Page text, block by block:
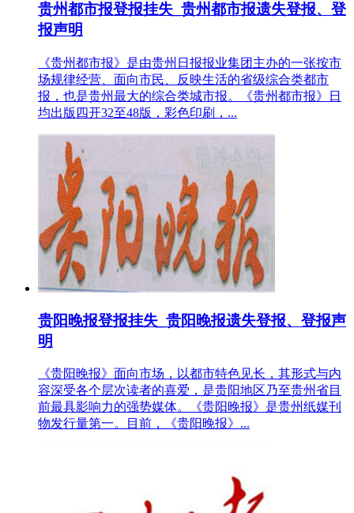
贵州都市报登报挂失_贵州都市报遗失登报、登
报声明
《贵州都市报》是由贵州日报报业集团主办的一张按市
场规律经营、面向市民、反映生活的省级综合类都市
报，也是贵州最大的综合类城市报。《贵州都市报》日
均出版四开32至48版，彩色印刷，...
贵阳晚报登报挂失_贵阳晚报遗失登报、登报声
明
《贵阳晚报》面向市场，以都市特色见长，其形式与内
容深受各个层次读者的喜爱，是贵阳地区乃至贵州省目
前最具影响力的强势媒体。《贵阳晚报》是贵州纸媒刊
物发行量第一。目前，《贵阳晚报》...